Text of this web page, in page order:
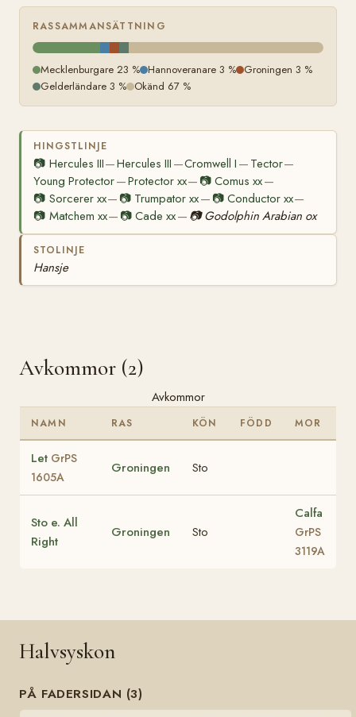
RASSAMMANSÄTTNING
Mecklenburgare 23 % Hannoveranare 3 % Groningen 3 %
Gelderländare 3 % Okänd 67 %
HINGSTLINJE
📷 Hercules III—Hercules III —Cromwell I — Tector—
Young Protector—Protector xx— 📷Comus xx—
📷 Sorcerer xx— 📷 Trumpator xx— 📷 Conductor xx—
📷 Matchem xx— 📷Cade xx— 📷 Godolphin Arabian ox
STOLINJE
Hansje
Avkommor (2)
Avkommor
NAMN RAS KÖN FÖDD MOR
Let GrPS
1605A
Groningen Sto
Sto e. All
Right
Groningen Sto
Calfa
GrPS
3119A
Halvsyskon
PÅ FADERSIDAN (3)